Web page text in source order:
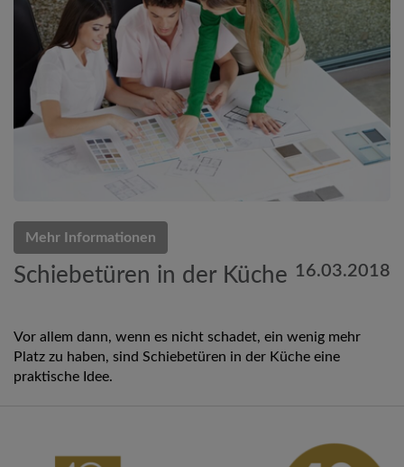
Mehr Informationen
Schiebetüren in der Küche 16.03.2018
Vor allem dann, wenn es nicht schadet, ein wenig mehr
Platz zu haben, sind Schiebetüren in der Küche eine
praktische Idee.